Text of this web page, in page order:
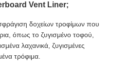
Vent Liner;
δοχείων τροφίμων που
όπως το ζυγισμένο τοφού,
λαχανικά, ζυγισμένες
τρόφιμα.